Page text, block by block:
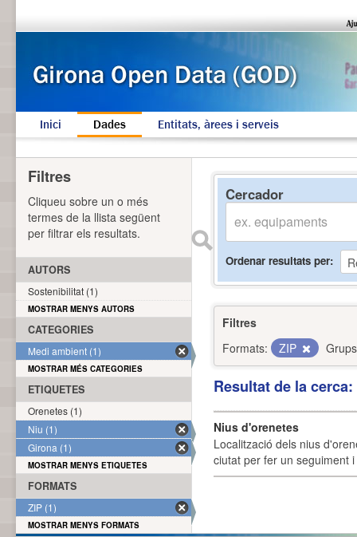
Inici Dades Entitats, àrees i serveis
Cercador
Ordenar resultats per
Filtres
Formats:
ZIP
Resultat de la
Nius d'orenetes
Localització dels nius
ciutat per fer un seguiment
Filtres
Cliqueu sobre un o més
termes de la llista següent
per filtrar els resultats.
AUTORS
Sostenibilitat (1)
MOSTRAR MENYS AUTORS
CATEGORIES
Medi ambient (1)
MOSTRAR MÉS CATEGORIES
ETIQUETES
Orenetes (1)
Niu (1)
Girona (1)
MOSTRAR MENYS ETIQUETES
FORMATS
ZIP (1)
MOSTRAR MENYS FORMATS